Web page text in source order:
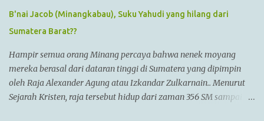
B'nai Jacob (Minangkabau), Suku Yahudi yang hilang dari
Sumatera Barat??
Hampir semua orang Minang percaya bahwa nenek moyang
mereka berasal dari dataran tinggi di Sumatera yang dipimpin
oleh Raja Alexander Agung atau Izkandar Zulkarnain.. Menurut
Sejarah Kristen, raja tersebut hidup dari zaman 356 SM sampai